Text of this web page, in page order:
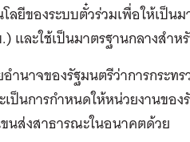
ลยีของระบบตั๋วร่วมเพื่อให้เป็
และใช้เป็นมาตรฐานกลางสำ
ำนาจของรัฐมนตรีว่าการกระท
ป็นการกำหนดให้หน่วยงานของ
ส่งสาธารณะในอนาคตด้วย